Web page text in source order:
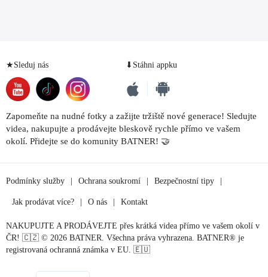
★Sleduj nás ⬇Stáhni appku
Zapomeňte na nudné fotky a zažijte tržiště nové generace! Sledujte
videa, nakupujte a prodávejte bleskově rychle přímo ve vašem
okolí. Přidejte se do komunity BATNER! 🤝
Podmínky služby Ochrana soukromí Bezpečnostní tipy
Jak prodávat více? O nás Kontakt
NAKUPUJTE A PRODÁVEJTE přes krátká videa přímo ve vašem okolí v
ČR! 🇨🇿 © 2026 BATNER. Všechna práva vyhrazena. BATNER® je
registrovaná ochranná známka v EU. 🇪🇺